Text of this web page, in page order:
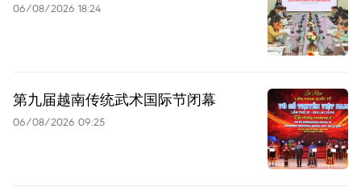
06/08/2026 18:24
第九届越南传统武术国际节闭幕
06/08/2026 09:25